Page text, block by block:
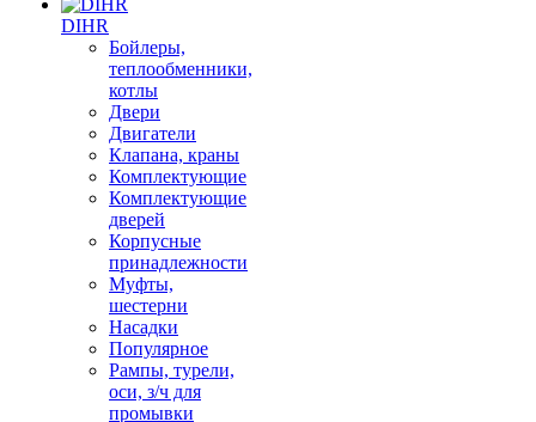
DIHR
Бойлеры,
теплообменники,
котлы
Двери
Двигатели
Клапана, краны
Комплектующие
Комплектующие
дверей
Корпусные
принадлежности
Муфты,
шестерни
Насадки
Популярное
Рампы, турели,
оси, з/ч для
промывки